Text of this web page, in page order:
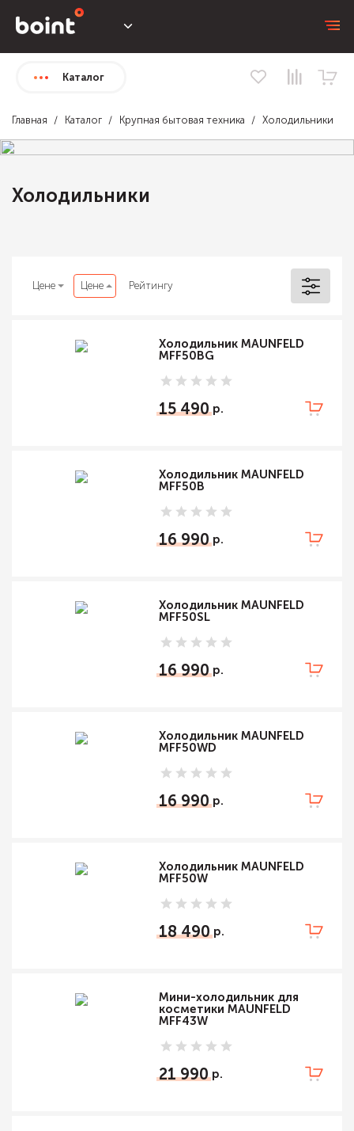
Каталог
Главная Каталог Крупная бытовая техника Холодильники
Холодильники
Цене Цене Рейтингу
Холодильник MAUNFELD
MFF50BG
15 490
Холодильник MAUNFELD
MFF50B
16 990
Холодильник MAUNFELD
MFF50SL
16 990
Холодильник MAUNFELD
MFF50WD
16 990
Холодильник MAUNFELD
MFF50W
18 490
Мини-холодильник для
косметики MAUNFELD
MFF43W
21 990